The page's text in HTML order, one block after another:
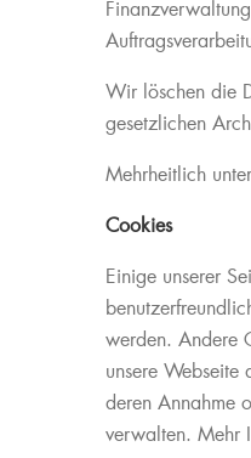
Wir löschen die
gesetzlichen
Mehrheitlich
Cookies
Einige unserer
werden. Andere
unsere
deren Annahme
verwalten. Mehr